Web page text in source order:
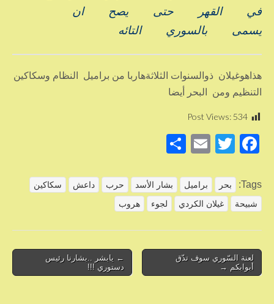
في
القهر حتى يصح
ان
يسمى
بالسوري التائه
هذاهوغيلان ذوالسنوات الثلاثةهاربا من براميل النظام وسكاكين
التنظيم ومن البحر أيضا
Post Views: 534
F
c
e
o
k
T
tt
er
E
ail
ar
e
Tags: بحر براميل بشار الأسد حرب داعش
سكاكين
شبيحة
غيلان الكردي لجوء هروب
Post
navigation
← يابشر ..بشارنا رئيس
دستوري !!!
لعنة السّوري سوف تدّق
أبوابكم →